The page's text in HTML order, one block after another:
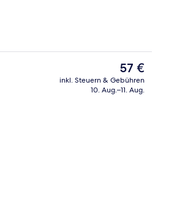
Tägliches inbegriffenes
Der
aktuelle
Preis
57 €
inkl. Steuern & Gebühren
10. Aug.–11. Aug.